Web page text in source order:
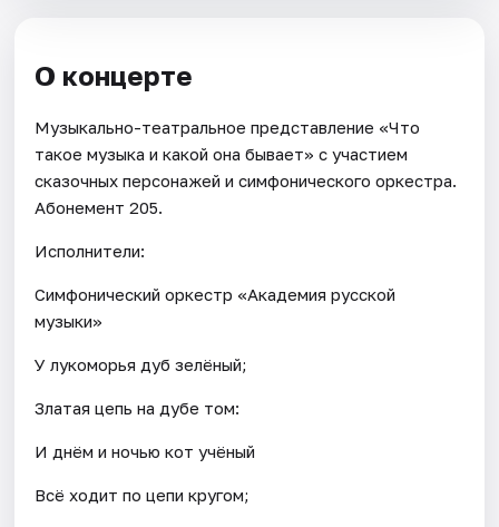
О концерте
Музыкально-театральное представление «Что
такое музыка и какой она бывает» с участием
сказочных персонажей и симфонического оркестра.
Абонемент 205.
Исполнители:
Симфонический оркестр «Академия русской
музыки»
У лукоморья дуб зелёный;
Златая цепь на дубе том:
И днём и ночью кот учёный
Всё ходит по цепи кругом;